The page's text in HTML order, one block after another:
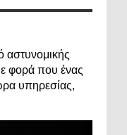
αστυνομικής
φορά που ένας
υπηρεσίας,